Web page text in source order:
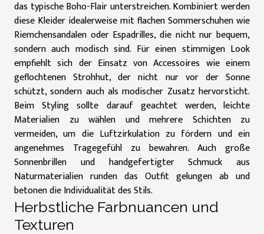
das typische Boho-Flair unterstreichen. Kombiniert werden
diese Kleider idealerweise mit flachen Sommerschuhen wie
Riemchensandalen oder Espadrilles, die nicht nur bequem,
sondern auch modisch sind. Für einen stimmigen Look
empfiehlt sich der Einsatz von Accessoires wie einem
geflochtenen Strohhut, der nicht nur vor der Sonne
schützt, sondern auch als modischer Zusatz hervorsticht.
Beim Styling sollte darauf geachtet werden, leichte
Materialien zu wählen und mehrere Schichten zu
vermeiden, um die Luftzirkulation zu fördern und ein
angenehmes Tragegefühl zu bewahren. Auch große
Sonnenbrillen und handgefertigter Schmuck aus
Naturmaterialien runden das Outfit gelungen ab und
betonen die Individualität des Stils.
Herbstliche Farbnuancen und
Texturen